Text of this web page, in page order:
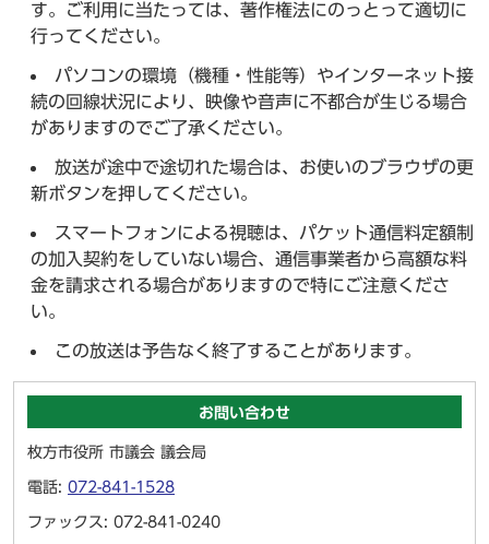
す。ご利用に当たっては、著作権法にのっとって適切に
行ってください。
パソコンの環境（機種・性能等）やインターネット接
続の回線状況により、映像や音声に不都合が生じる場合
がありますのでご了承ください。
放送が途中で途切れた場合は、お使いのブラウザの更
新ボタンを押してください。
スマートフォンによる視聴は、パケット通信料定額制
の加入契約をしていない場合、通信事業者から高額な料
金を請求される場合がありますので特にご注意くださ
い。
この放送は予告なく終了することがあります。
お問い合わせ
枚方市役所 市議会 議会局
電話: 072-841-1528
ファックス: 072-841-0240